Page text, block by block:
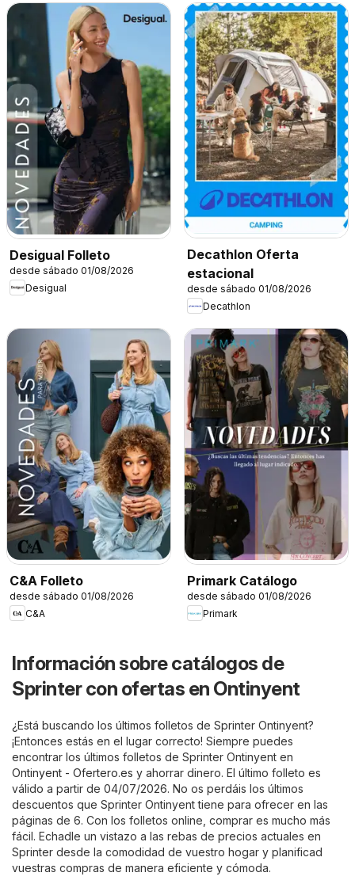
Desigual Folleto
desde sábado 01/08/2026
Desigual
Decathlon Oferta
estacional
desde sábado 01/08/2026
Decathlon
C&A Folleto
desde sábado 01/08/2026
C&A
Primark Catálogo
desde sábado 01/08/2026
Primark
Información sobre catálogos de
Sprinter con ofertas en Ontinyent
¿Está buscando los últimos folletos de Sprinter Ontinyent?
¡Entonces estás en el lugar correcto! Siempre puedes
encontrar los últimos folletos de Sprinter Ontinyent en
Ontinyent - Ofertero.es y ahorrar dinero. El último folleto es
válido a partir de 04/07/2026. No os perdáis los últimos
descuentos que Sprinter Ontinyent tiene para ofrecer en las
páginas de 6. Con los folletos online, comprar es mucho más
fácil. Echadle un vistazo a las rebas de precios actuales en
Sprinter desde la comodidad de vuestro hogar y planificad
vuestras compras de manera eficiente y cómoda.